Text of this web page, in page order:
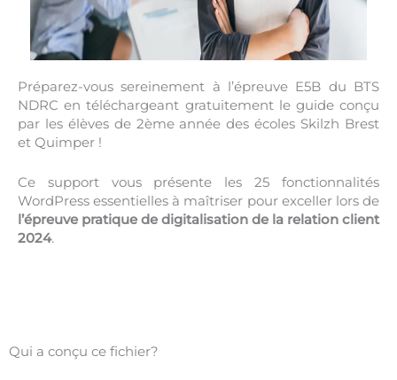
Préparez-vous sereinement à l’épreuve E5B du BTS
NDRC en téléchargeant gratuitement le guide conçu
par les élèves de 2ème année des écoles Skilzh Brest
et Quimper !
Ce support vous présente les 25 fonctionnalités
WordPress essentielles à maîtriser pour exceller lors de
l’épreuve pratique de digitalisation de la relation client
2024.
Qui a conçu ce fichier?